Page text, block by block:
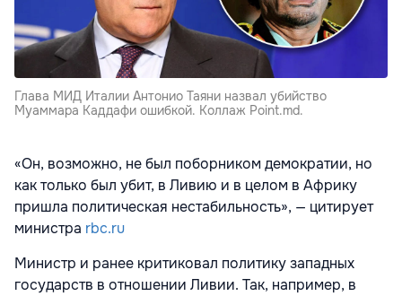
Глава МИД Италии Антонио Таяни назвал убийство
Муаммара Каддафи ошибкой. Коллаж Point.md.
«Он, возможно, не был поборником демократии, но
как только был убит, в Ливию и в целом в Африку
пришла политическая нестабильность», — цитирует
министра rbc.ru
Министр и ранее критиковал политику западных
государств в отношении Ливии. Так, например, в